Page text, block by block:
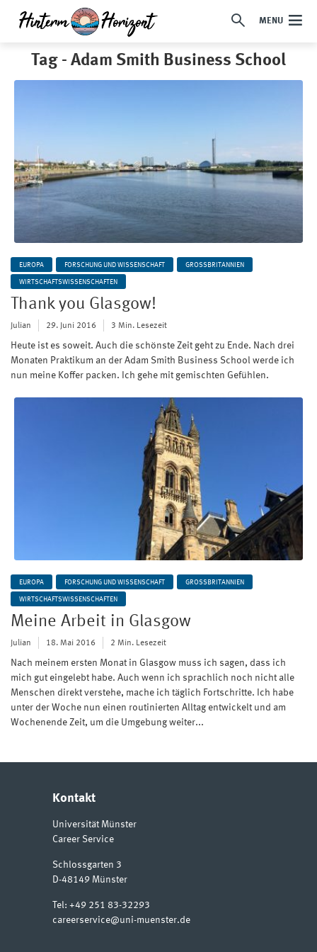
MENU
Tag - Adam Smith Business School
EUROPA FORSCHUNG UND WISSENSCHAFT GROSSBRITANNIEN
WIRTSCHAFTSWISSENSCHAFTEN
Thank you Glasgow!
Julian 29. Juni 2016 3 Min. Lesezeit
Heute ist es soweit. Auch die schönste Zeit geht zu Ende. Nach drei
Monaten Praktikum an der Adam Smith Business School werde ich
nun meine Koffer packen. Ich gehe mit gemischten Gefühlen.
EUROPA FORSCHUNG UND WISSENSCHAFT GROSSBRITANNIEN
WIRTSCHAFTSWISSENSCHAFTEN
Meine Arbeit in Glasgow
Julian 18. Mai 2016 2 Min. Lesezeit
Nach meinem ersten Monat in Glasgow muss ich sagen, dass ich
mich gut eingelebt habe. Auch wenn ich sprachlich noch nicht alle
Menschen direkt verstehe, mache ich täglich Fortschritte. Ich habe
unter der Woche nun einen routinierten Alltag entwickelt und am
Wochenende Zeit, um die Umgebung weiter...
Kontakt
Universität Münster
Career Service
Schlossgarten 3
D-48149 Münster
Tel: +49 251 83-32293
careerservice@uni-muenster.de